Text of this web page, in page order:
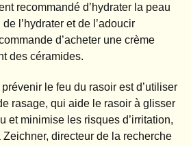
recommandé d’hydrater la peau
l’hydrater et de l’adoucir
d’acheter une crème
des céramides.
le feu du rasoir est d’utiliser
rasage, qui aide le rasoir à glisser
et minimise les risques d’irritation,
directeur de la recherche